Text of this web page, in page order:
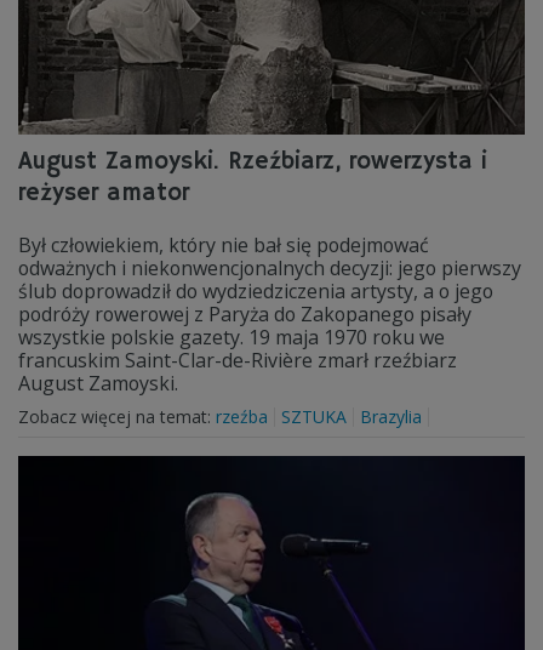
August Zamoyski. Rzeźbiarz, rowerzysta i
reżyser amator
Był człowiekiem, który nie bał się podejmować
odważnych i niekonwencjonalnych decyzji: jego pierwszy
ślub doprowadził do wydziedziczenia artysty, a o jego
podróży rowerowej z Paryża do Zakopanego pisały
wszystkie polskie gazety. 19 maja 1970 roku we
francuskim Saint-Clar-de-Rivière zmarł rzeźbiarz
August Zamoyski.
Zobacz więcej na temat: rzeźba SZTUKA Brazylia